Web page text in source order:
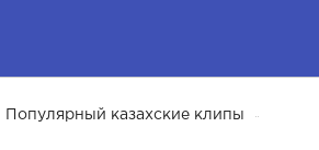
Популярный казахские клипы